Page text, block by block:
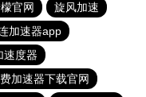
官网
旋风加速
加速器app
速度器
加速器下载官网